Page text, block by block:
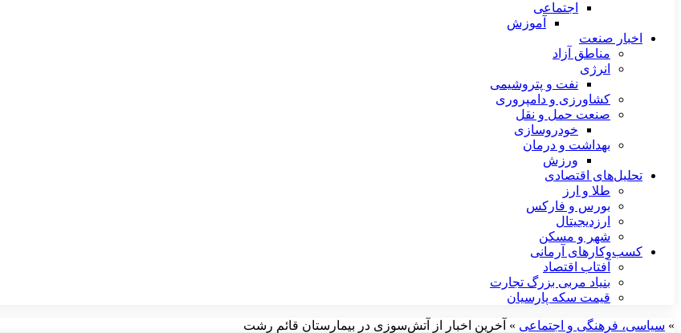
اجتماعی
آموزش
اخبار صنعت
مناطق آزاد
انرژی
نفت و پتروشیمی
کشاورزی و دامپروری
صنعت حمل و نقل
خودروسازی
بهداشت و درمان
ورزش
تحلیل‌های اقتصادی
طلا و ارز
بورس و فارکس
ارزدیجیتال
شهر و مسکن
کسب‌وکارهای آرمانی
آفتاب اقتصاد
بنیاد مربی بزرگ تجارت
قیمت سکه پارسیان
» سیاسی، فرهنگی و اجتماعی » آخرین اخبار از آتش‌‌سوزی در بیمارستان قائم رشت